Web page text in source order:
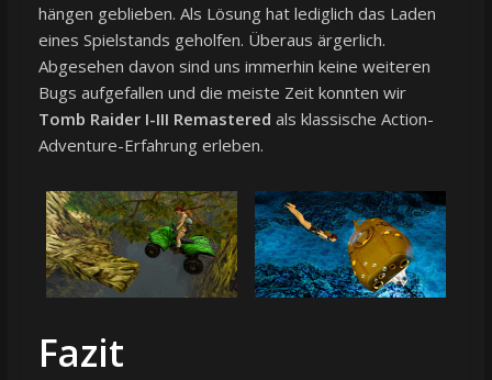
hängen geblieben. Als Lösung hat lediglich das Laden
eines Spielstands geholfen. Überaus ärgerlich.
Abgesehen davon sind uns immerhin keine weiteren
Bugs aufgefallen und die meiste Zeit konnten wir
Tomb Raider I-III Remastered als klassische Action-
Adventure-Erfahrung erleben.
Fazit